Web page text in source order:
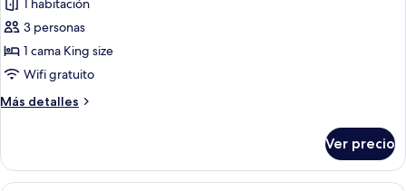
océano
de
Habitación
clásica,
1
King
al
3 personas
1 cama King size
Wifi gratuito
Más detalles
Más
clásica,
Ver precio